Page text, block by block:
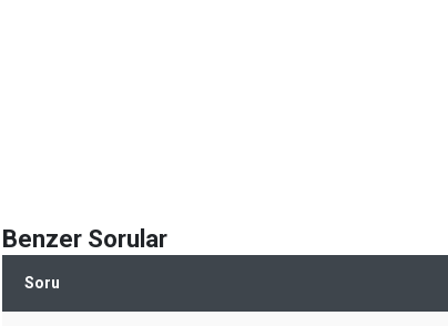
Benzer Sorular
Soru